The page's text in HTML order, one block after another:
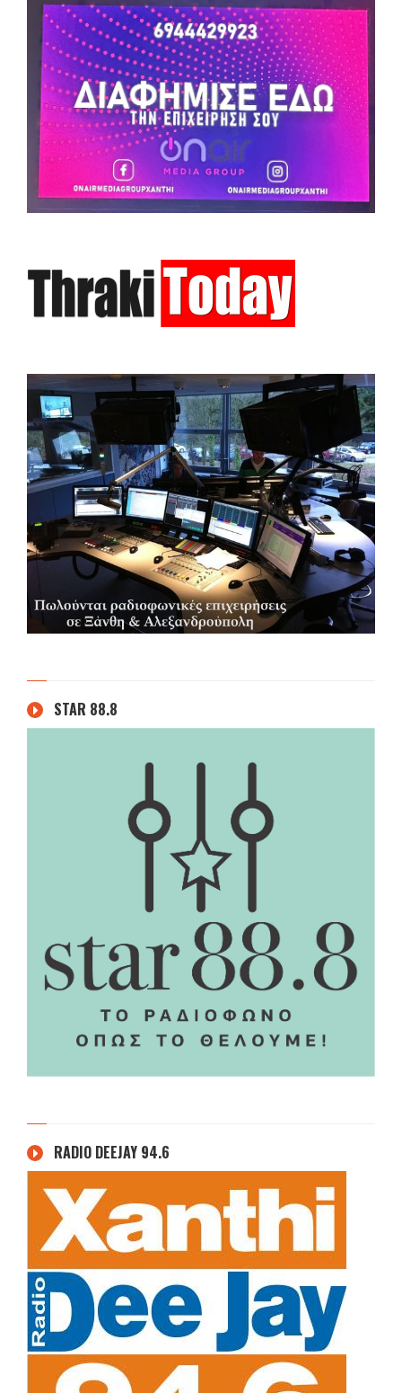
STAR 88.8
RADIO DEEJAY 94.6